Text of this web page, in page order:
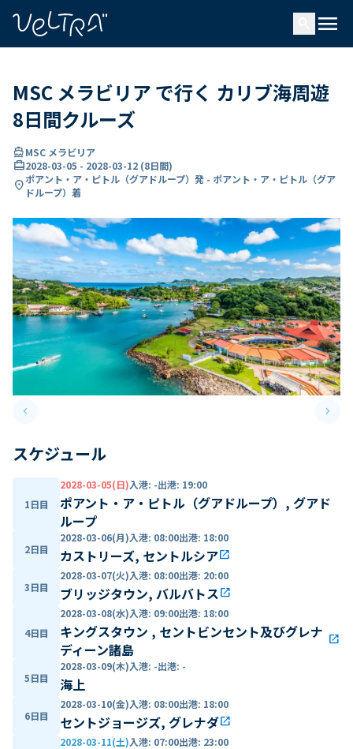
menu
MSC メラビリア で行く カリブ海周遊
8日間クルーズ
directions_boatMSC メラビリア
card_travel2028-03-05 - 2028-03-12 (8日間)
location_onポアント・ア・ピトル（グアドループ）発 - ポアント・ア・ピトル（グア
ドループ）着
keyboard_arrow_leftPrevious slide keyboard_arrow_right
スケジュール
1日目
2028-03-05(日)入港: -出港: 19:00
ポアント・ア・ピトル（グアドループ）, グアド
ループ
2日目
2028-03-06(月)入港: 08:00出港: 18:00
カストリーズ, セントルシアopen_in_new
3日目
2028-03-07(火)入港: 08:00出港: 20:00
ブリッジタウン, バルバトスopen_in_new
4日目
2028-03-08(水)入港: 09:00出港: 18:00
キングスタウン , セントビンセント及びグレナ
ディーン諸島
open_in_new
5日目
2028-03-09(木)入港: -出港: -
海上
6日目
2028-03-10(金)入港: 08:00出港: 18:00
セントジョージズ, グレナダopen_in_new
2028-03-11(土)入港: 07:00出港: 23:00